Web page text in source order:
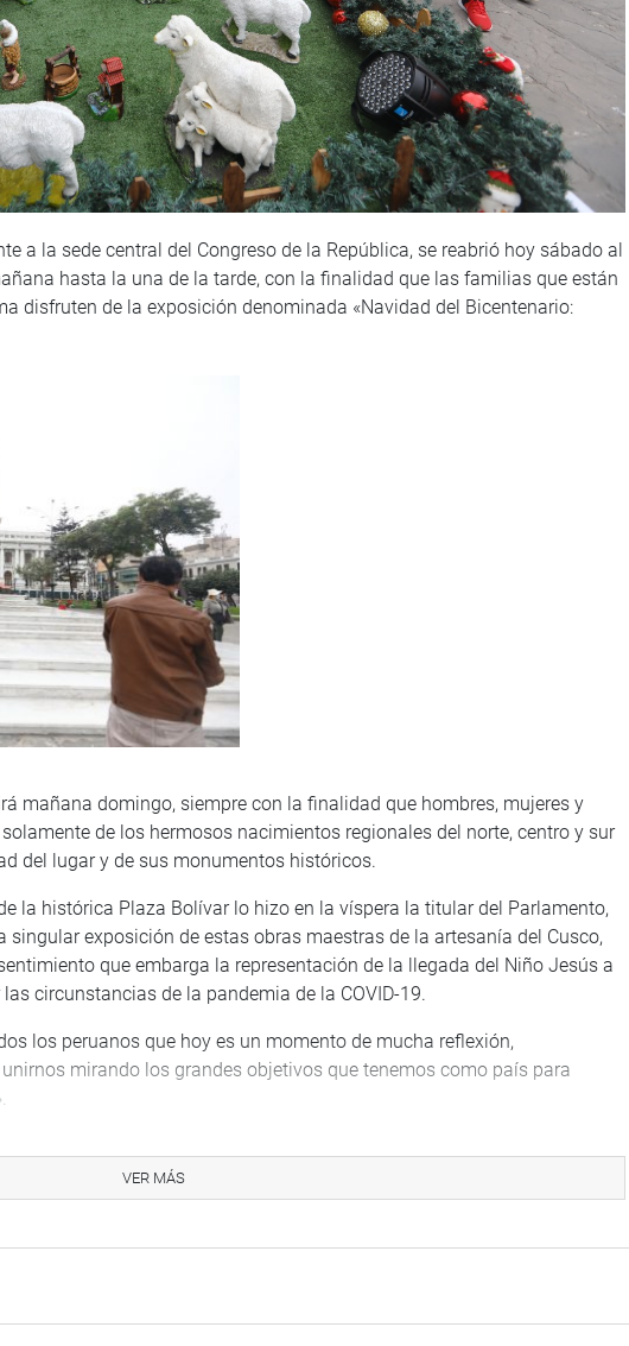
a la sede central del Congreso de la República, se reabrió hoy sábado al
hasta la una de la tarde, con la finalidad que las familias que están
disfruten de la exposición denominada «Navidad del Bicentenario:
mañana domingo, siempre con la finalidad que hombres, mujeres y
de los hermosos nacimientos regionales del norte, centro y sur
del lugar y de sus monumentos históricos.
la histórica Plaza Bolívar lo hizo en la víspera la titular del Parlamento,
exposición de estas obras maestras de la artesanía del Cusco,
que embarga la representación de la llegada del Niño Jesús a
circunstancias de la pandemia de la COVID-19.
los peruanos que hoy es un momento de mucha reflexión,
mirando los grandes objetivos que tenemos como país para
VER MÁS